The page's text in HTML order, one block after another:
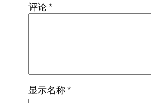
评论*
显示名称*